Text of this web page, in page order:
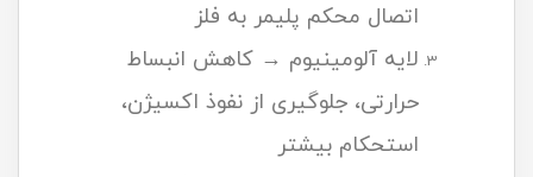
اتصال محکم پلیمر به فلز
لایه آلومینیوم → کاهش انبساط
حرارتی، جلوگیری از نفوذ اکسیژن،
استحکام بیشتر